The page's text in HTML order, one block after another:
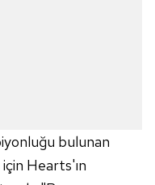
bulunan
Hearts'ın